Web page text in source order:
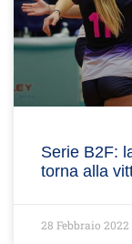
Serie B2F:
torna alla
28 Febbraio 2022